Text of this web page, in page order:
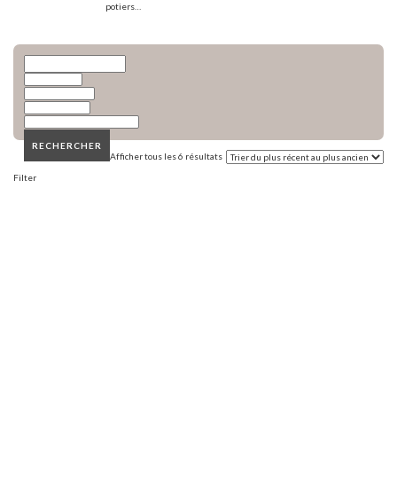
potiers…
​RECHERCHER
Afficher tous les 6 résultats
Filter